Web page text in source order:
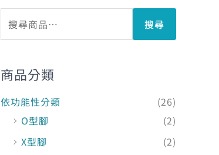
搜尋
商品分類
依功能性分類
(26)
O型腳
(2)
X型腳
(2)